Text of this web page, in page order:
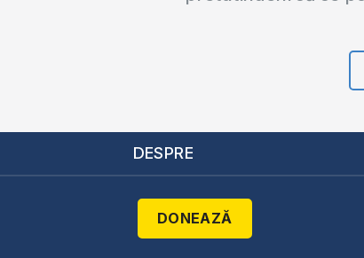
DESPRE
DONEAZĂ